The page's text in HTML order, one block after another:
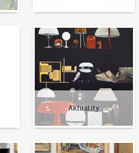
Aktuality
Aktuality
Nabídnout dílo